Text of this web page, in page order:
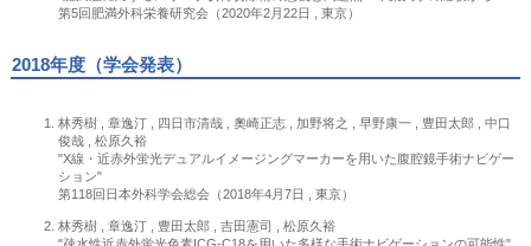
第5回肥満外科栄養研究会（2020年2月22日 , 東京）
2018年度（学会発表）
林秀樹 , 章逸汀 , 四日市清哉 , 奧崎正志 , 加野将之 , 早野康一 , 豊田太郎 , 中口
俊哉 , 松原久裕
"X線・近赤外蛍光デュアルイメージングマーカーを用いた腹腔鏡手術ナビゲー
ション"
第118回日本外科学会総会（2018年4月7日 , 東京）
林秀樹 , 章逸汀 , 豊田太郎 , 吉田憲司 , 松原久裕